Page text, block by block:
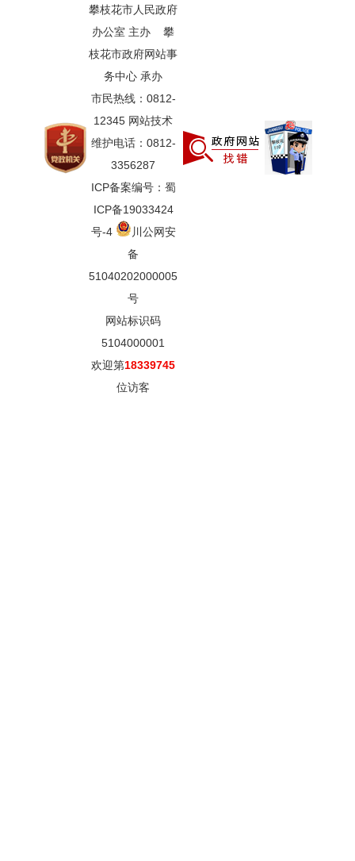
攀枝花市人民政府
办公室 主办 攀
枝花市政府网站事
务中心 承办
市民热线：0812-
12345 网站技术
维护电话：0812-
3356287
ICP备案编号：蜀
ICP备19033424
号-4
川公网安
备
51040202000005
号
网站标识码
5104000001
欢迎第18339745
位访客